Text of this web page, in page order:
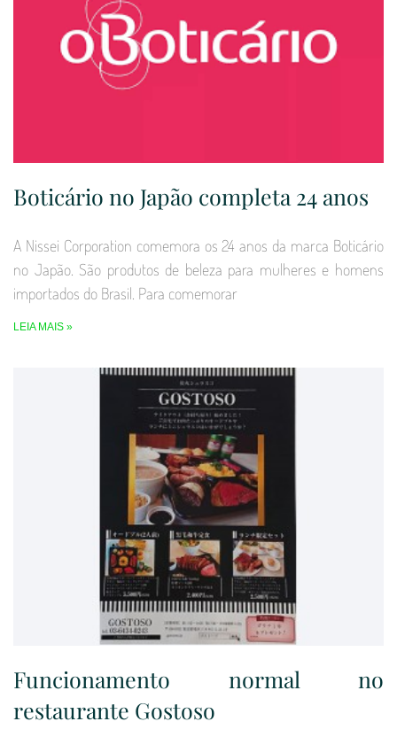
Boticário no Japão completa 24 anos
A Nissei Corporation comemora os 24 anos da marca Boticário
no Japão. São produtos de beleza para mulheres e homens
importados do Brasil. Para comemorar
LEIA MAIS »
Funcionamento normal no
restaurante Gostoso